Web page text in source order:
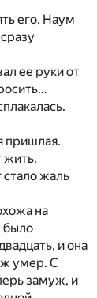
его. Наум
ее руки от
пришлая.
жить.
жаль
на
было
и она
умер. С
замуж, и